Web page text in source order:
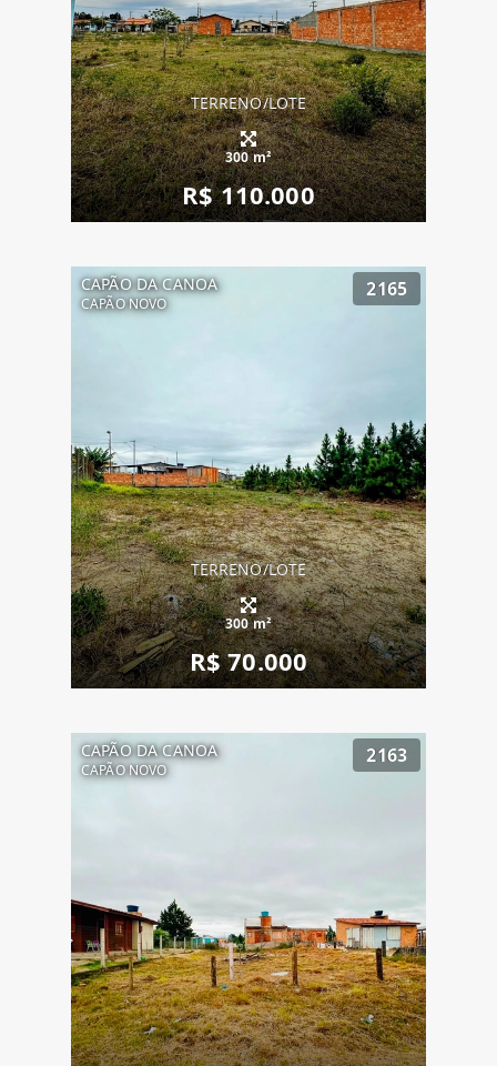
TERRENO/LOTE
300 m²
R$ 110.000
CAPÃO DA CANOA
CAPÃO NOVO
2165
TERRENO/LOTE
300 m²
R$ 70.000
CAPÃO DA CANOA
CAPÃO NOVO
2163